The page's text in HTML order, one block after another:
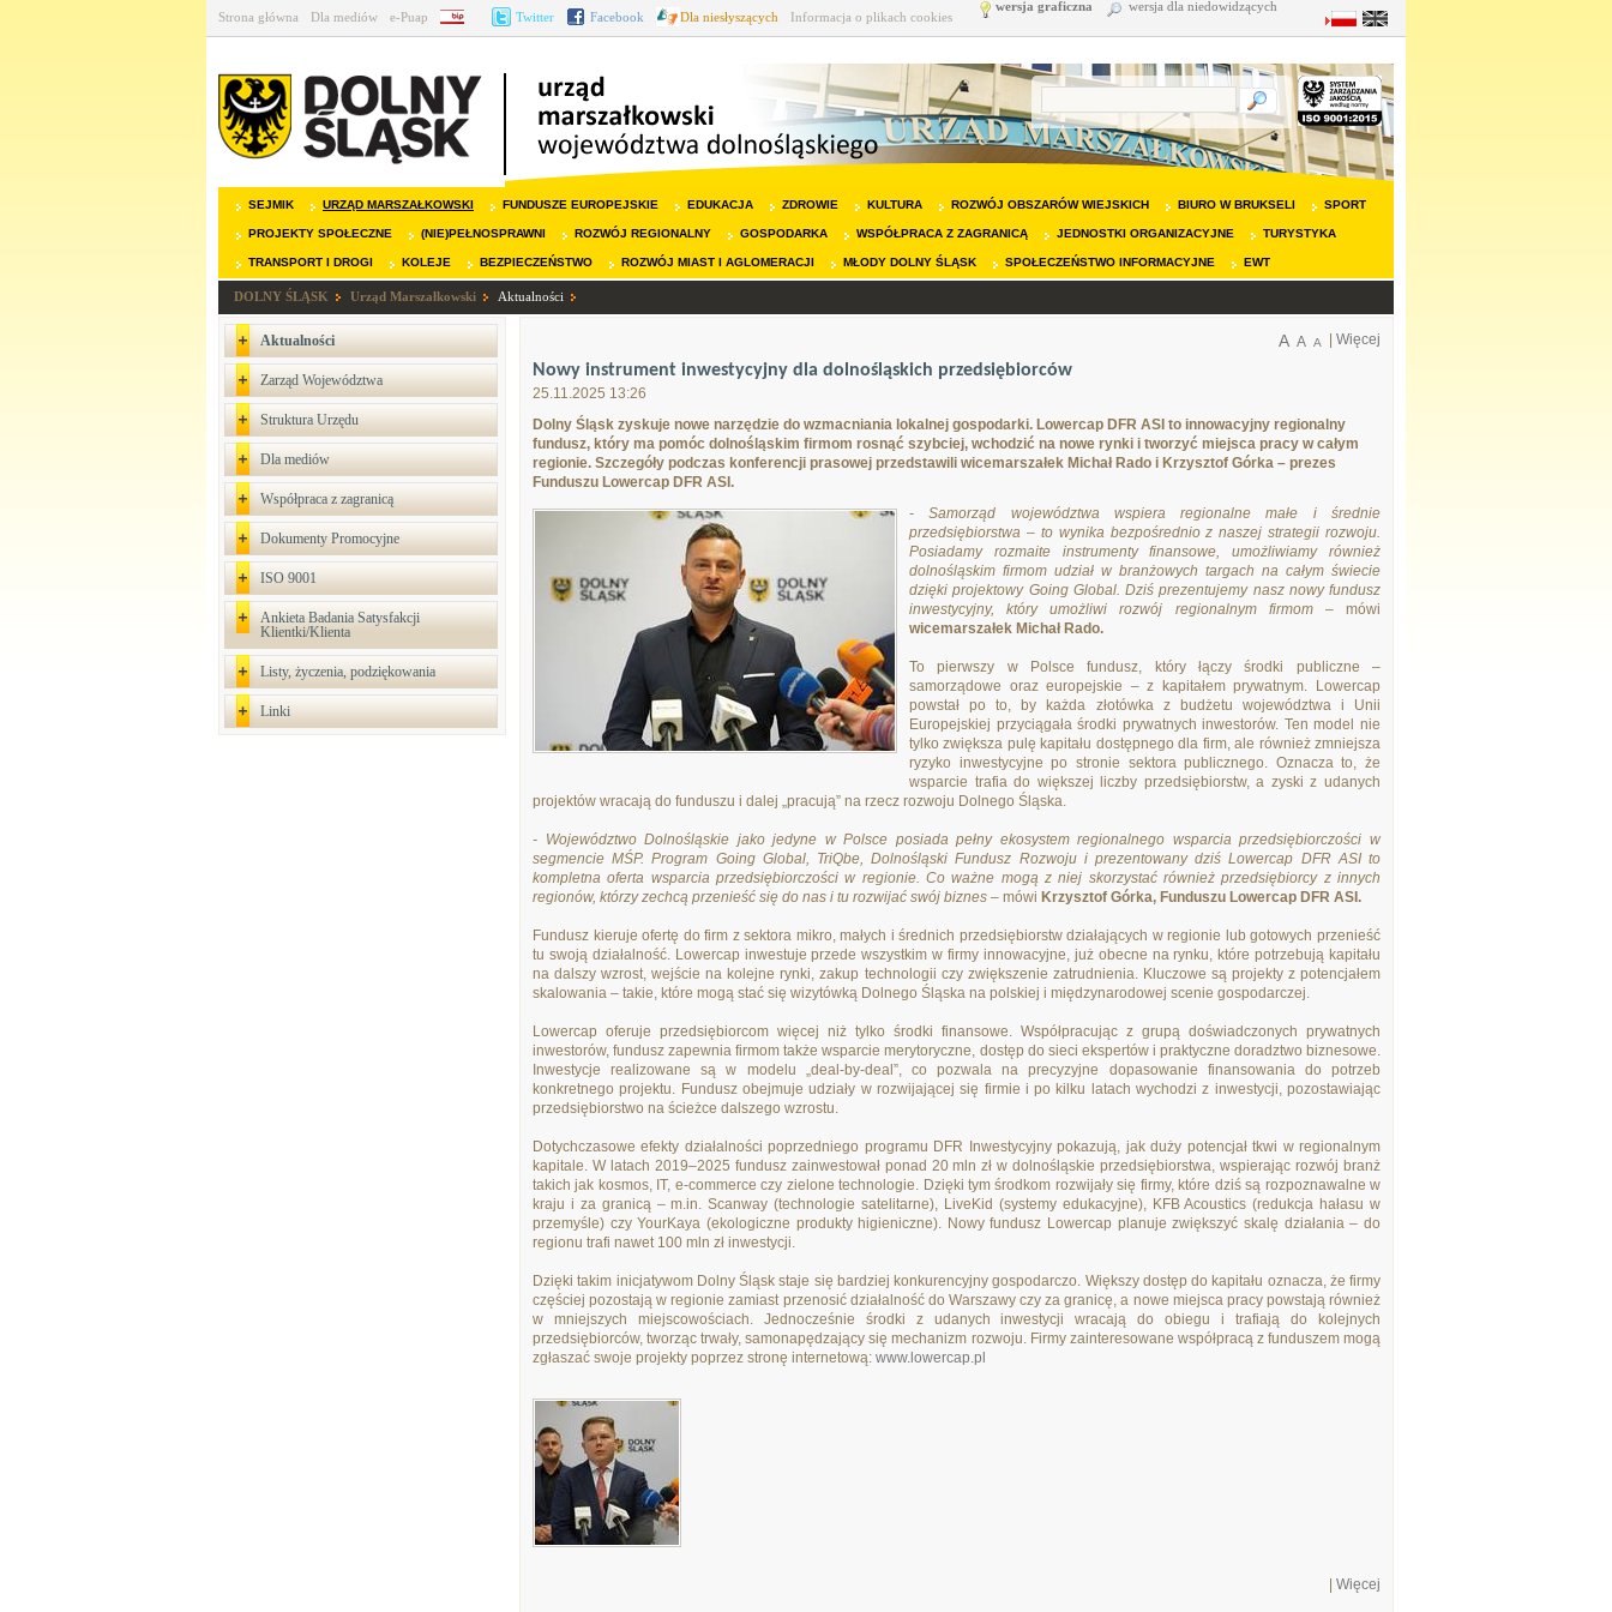
Strona główna Dla mediów e-Puap BIP Twitter Facebook Dla niesłyszących Informacja o plikach cookies
wersja graficzna wersja dla niedowidzących
SEJMIK URZĄD MARSZAŁKOWSKI FUNDUSZE EUROPEJSKIE EDUKACJA ZDROWIE KULTURA ROZWÓJ OBSZARÓW WIEJSKICH BIURO W BRUKSELI SPORT
PROJEKTY SPOŁECZNE (NIE)PEŁNOSPRAWNI ROZWÓJ REGIONALNY GOSPODARKA WSPÓŁPRACA Z ZAGRANICĄ JEDNOSTKI ORGANIZACYJNE TURYSTYKA
TRANSPORT I DROGI KOLEJE BEZPIECZEŃSTWO ROZWÓJ MIAST I AGLOMERACJI MŁODY DOLNY ŚLĄSK SPOŁECZEŃSTWO INFORMACYJNE EWT
DOLNY ŚLĄSK Urząd Marszałkowski Aktualności
Aktualności
Zarząd Województwa
Struktura Urzędu
Dla mediów
Współpraca z zagranicą
Dokumenty Promocyjne
ISO 9001
Ankieta Badania Satysfakcji
Klientki/Klienta
Listy, życzenia, podziękowania
Linki
Więcej
A A A
Nowy instrument inwestycyjny dla dolnośląskich przedsiębiorców
25.11.2025 13:26
Dolny Śląsk zyskuje nowe narzędzie do wzmacniania lokalnej gospodarki. Lowercap DFR ASI to innowacyjny regionalny
fundusz, który ma pomóc dolnośląskim firmom rosnąć szybciej, wchodzić na nowe rynki i tworzyć miejsca pracy w całym
regionie. Szczegóły podczas konferencji prasowej przedstawili wicemarszałek Michał Rado i Krzysztof Górka – prezes
Funduszu Lowercap DFR ASI.
- Samorząd województwa wspiera regionalne małe i średnie
przedsiębiorstwa – to wynika bezpośrednio z naszej strategii rozwoju.
Posiadamy rozmaite instrumenty finansowe, umożliwiamy również
dolnośląskim firmom udział w branżowych targach na całym świecie
dzięki projektowy Going Global. Dziś prezentujemy nasz nowy fundusz
inwestycyjny, który umożliwi rozwój regionalnym firmom – mówi
wicemarszałek Michał Rado.
To pierwszy w Polsce fundusz, który łączy środki publiczne –
samorządowe oraz europejskie – z kapitałem prywatnym. Lowercap
powstał po to, by każda złotówka z budżetu województwa i Unii
Europejskiej przyciągała środki prywatnych inwestorów. Ten model nie
tylko zwiększa pulę kapitału dostępnego dla firm, ale również zmniejsza
ryzyko inwestycyjne po stronie sektora publicznego. Oznacza to, że
wsparcie trafia do większej liczby przedsiębiorstw, a zyski z udanych
projektów wracają do funduszu i dalej „pracują” na rzecz rozwoju Dolnego Śląska.
- Województwo Dolnośląskie jako jedyne w Polsce posiada pełny ekosystem regionalnego wsparcia przedsiębiorczości w
segmencie MŚP. Program Going Global, TriQbe, Dolnośląski Fundusz Rozwoju i prezentowany dziś Lowercap DFR ASI to
kompletna oferta wsparcia przedsiębiorczości w regionie. Co ważne mogą z niej skorzystać również przedsiębiorcy z innych
regionów, którzy zechcą przenieść się do nas i tu rozwijać swój biznes – mówi Krzysztof Górka, Funduszu Lowercap DFR ASI.
Fundusz kieruje ofertę do firm z sektora mikro, małych i średnich przedsiębiorstw działających w regionie lub gotowych przenieść
tu swoją działalność. Lowercap inwestuje przede wszystkim w firmy innowacyjne, już obecne na rynku, które potrzebują kapitału
na dalszy wzrost, wejście na kolejne rynki, zakup technologii czy zwiększenie zatrudnienia. Kluczowe są projekty z potencjałem
skalowania – takie, które mogą stać się wizytówką Dolnego Śląska na polskiej i międzynarodowej scenie gospodarczej.
Lowercap oferuje przedsiębiorcom więcej niż tylko środki finansowe. Współpracując z grupą doświadczonych prywatnych
inwestorów, fundusz zapewnia firmom także wsparcie merytoryczne, dostęp do sieci ekspertów i praktyczne doradztwo biznesowe.
Inwestycje realizowane są w modelu „deal-by-deal”, co pozwala na precyzyjne dopasowanie finansowania do potrzeb
konkretnego projektu. Fundusz obejmuje udziały w rozwijającej się firmie i po kilku latach wychodzi z inwestycji, pozostawiając
przedsiębiorstwo na ścieżce dalszego wzrostu.
Dotychczasowe efekty działalności poprzedniego programu DFR Inwestycyjny pokazują, jak duży potencjał tkwi w regionalnym
kapitale. W latach 2019–2025 fundusz zainwestował ponad 20 mln zł w dolnośląskie przedsiębiorstwa, wspierając rozwój branż
takich jak kosmos, IT, e-commerce czy zielone technologie. Dzięki tym środkom rozwijały się firmy, które dziś są rozpoznawalne w
kraju i za granicą – m.in. Scanway (technologie satelitarne), LiveKid (systemy edukacyjne), KFB Acoustics (redukcja hałasu w
przemyśle) czy YourKaya (ekologiczne produkty higieniczne). Nowy fundusz Lowercap planuje zwiększyć skalę działania – do
regionu trafi nawet 100 mln zł inwestycji.
Dzięki takim inicjatywom Dolny Śląsk staje się bardziej konkurencyjny gospodarczo. Większy dostęp do kapitału oznacza, że firmy
częściej pozostają w regionie zamiast przenosić działalność do Warszawy czy za granicę, a nowe miejsca pracy powstają również
w mniejszych miejscowościach. Jednocześnie środki z udanych inwestycji wracają do obiegu i trafiają do kolejnych
przedsiębiorców, tworząc trwały, samonapędzający się mechanizm rozwoju. Firmy zainteresowane współpracą z funduszem mogą
zgłaszać swoje projekty poprzez stronę internetową: www.lowercap.pl
Więcej